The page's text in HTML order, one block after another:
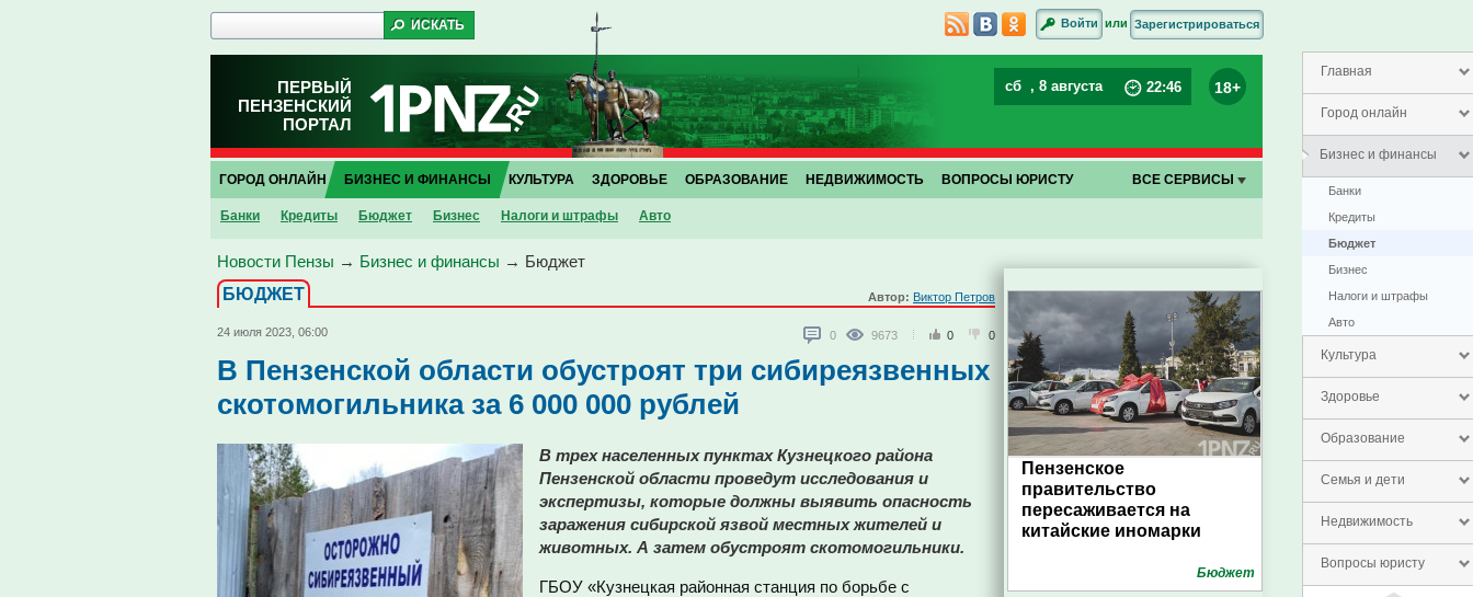
Главная
Город онлайн
Бизнес и финансы
Банки
Кредиты
Бюджет
Бизнес
Налоги и штрафы
Авто
Культура
Здоровье
Образование
Семья и дети
Недвижимость
Вопросы юристу
Войти или Зарегистрироваться
ПЕРВЫЙ
ПЕНЗЕНСКИЙ
ПОРТАЛ
сб , 8 августа 22:46 18+
ГОРОД ОНЛАЙН БИЗНЕС И ФИНАНСЫ
Банки Кредиты Бюджет Бизнес Налоги и штрафы Авто
КУЛЬТУРА ЗДОРОВЬЕ ОБРАЗОВАНИЕ НЕДВИЖИМОСТЬ ВОПРОСЫ ЮРИСТУ ВСЕ СЕРВИСЫ
Новости Пензы → Бизнес и финансы → Бюджет
БЮДЖЕТ
Автор: Виктор Петров
24 июля 2023, 06:00 0 9673 0 0
В Пензенской области обустроят три сибиреязвенных
скотомогильника за 6 000 000 рублей
В трех населенных пунктах Кузнецкого района
Пензенской области проведут исследования и
экспертизы, которые должны выявить опасность
заражения сибирской язвой местных жителей и
животных. А затем обустроят скотомогильники.
ГБОУ «Кузнецкая районная станция по борьбе с
Пензенское
правительство
пересаживается на
китайские иномарки
Бюджет